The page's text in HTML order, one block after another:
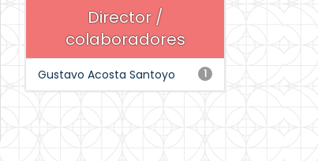
Director /
colaboradores
1
Gustavo Acosta Santoyo